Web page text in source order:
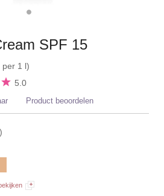
SPF 15
per 1 l)
5.0
Product beoordelen